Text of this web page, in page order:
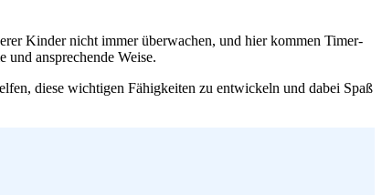
Kinder nicht immer überwachen, und hier kommen Timer-
ansprechende Weise.
diese wichtigen Fähigkeiten zu entwickeln und dabei Spaß